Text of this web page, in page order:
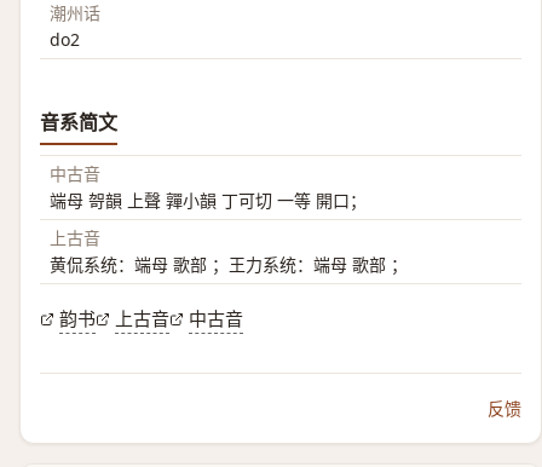
潮州话
do2
音系简文
中古音
端母 哿韻 上聲 嚲小韻 丁可切 一等 開口；
上古音
黄侃系统：端母 歌部 ；王力系统：端母 歌部 ；
韵书 上古音 中古音
反馈